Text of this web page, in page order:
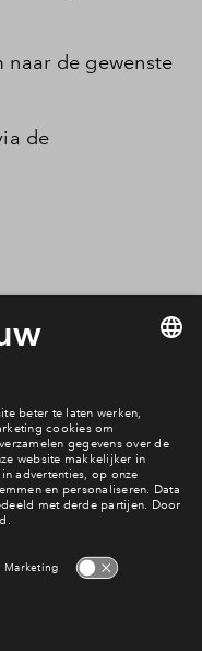
de gewenste
de
snel aan
nieuws en